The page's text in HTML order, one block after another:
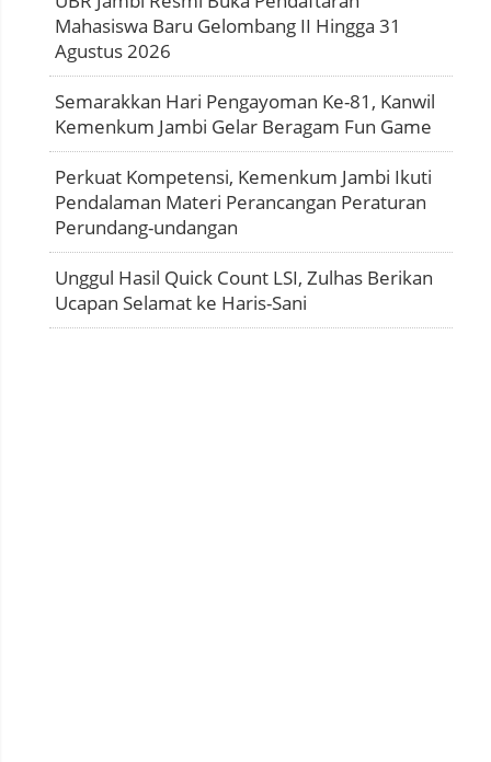
Mahasiswa Baru Gelombang II Hingga 31
Agustus 2026
Semarakkan Hari Pengayoman Ke-81, Kanwil
Kemenkum Jambi Gelar Beragam Fun Game
Perkuat Kompetensi, Kemenkum Jambi Ikuti
Pendalaman Materi Perancangan Peraturan
Perundang-undangan
Unggul Hasil Quick Count LSI, Zulhas Berikan
Ucapan Selamat ke Haris-Sani